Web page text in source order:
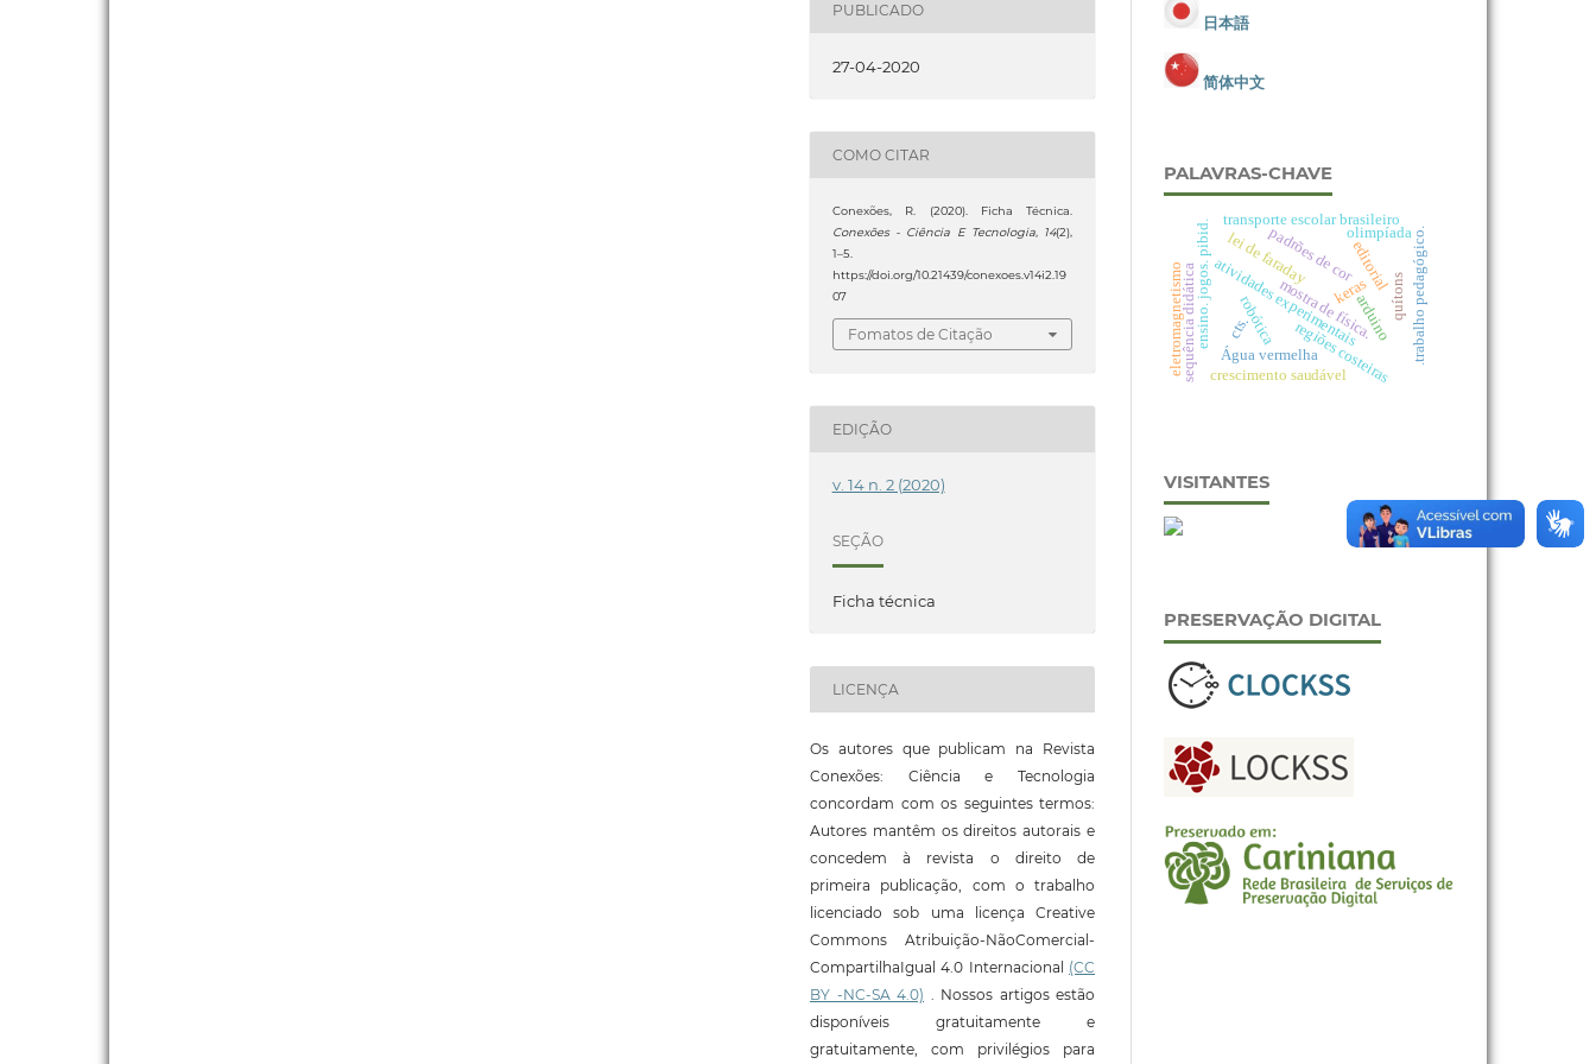
PUBLICADO
27-04-2020
COMO CITAR
Conexões, R. (2020). Ficha Técnica.
Conexões - Ciência E Tecnologia, 14(2),
1–5.
https://doi.org/10.21439/conexoes.v14i2.19
07
Fomatos de Citação
EDIÇÃO
v. 14 n. 2 (2020)
SEÇÃO
Ficha técnica
LICENÇA
Os autores que publicam na Revista
Conexões: Ciência e Tecnologia
concordam com os seguintes termos:
Autores mantêm os direitos autorais e
concedem à revista o direito de
primeira publicação, com o trabalho
licenciado sob uma licença Creative
Commons Atribuição-NãoComercial-
CompartilhaIgual 4.0 Internacional (CC
BY -NC-SA 4.0) . Nossos artigos estão
disponíveis gratuitamente e
gratuitamente, com privilégios para
日本語
简体中文
PALAVRAS-CHAVE
editorial
padrões de cor
atividades experimentais
mostra de física.
transporte escolar brasileiro
quítons
regiões costeiras
olimpíada
robótica
keras .trabalho pedagógico.
crescimento saudável
ensino. jogos. pibid.
sequência didática cts.
Água vermelha
lei de faraday
eletromagnetismo arduino
VISITANTES
PRESERVAÇÃO DIGITAL